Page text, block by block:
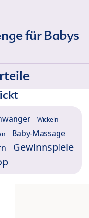
für Babys
Wickeln
Baby-Massage
Gewinnspiele